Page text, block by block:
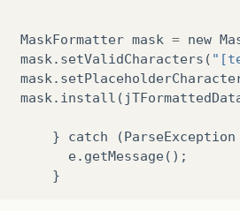
MaskFormatter mask = new
mask . setValidCharacters (
mask .
mask . install (
} catch (ParseException
e. getMessage();
}